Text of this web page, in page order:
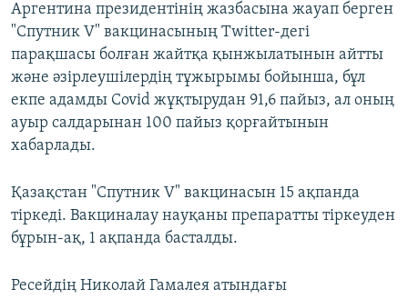
Аргентина президентінің жазбасына жауап берген
"Спутник V" вакцинасының Twitter-дегі
парақшасы болған жайтқа қынжылатынын айтты
және әзірлеушілердің тұжырымы бойынша, бұл
екпе адамды Covid жұқтырудан 91,6 пайыз, ал оның
ауыр салдарынан 100 пайыз қорғайтынын
хабарлады.
Қазақстан "Спутник V" вакцинасын 15 ақпанда
тіркеді. Вакциналау науқаны препаратты тіркеуден
бұрын-ақ, 1 ақпанда басталды.
Ресейдің Николай Гамалея атындағы